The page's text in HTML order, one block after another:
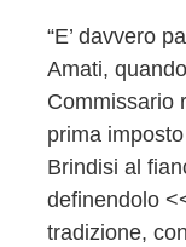
“E’ davvero
Amati,
Commissario
prima
Brindisi al
definendolo
tradizione,